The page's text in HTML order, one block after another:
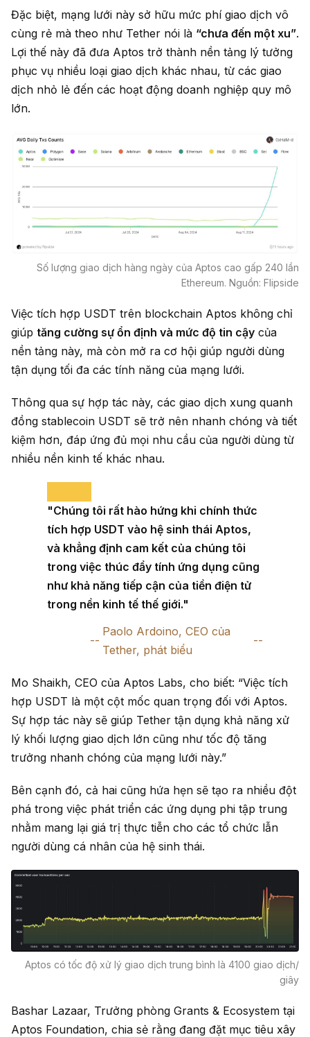
Đặc biệt, mạng lưới này sở hữu mức phí giao dịch vô
cùng rẻ mà theo như Tether nói là “chưa đến một xu”.
Lợi thế này đã đưa Aptos trở thành nền tảng lý tưởng
phục vụ nhiều loại giao dịch khác nhau, từ các giao
dịch nhỏ lẻ đến các hoạt động doanh nghiệp quy mô
lớn.
Số lượng giao dịch hàng ngày của Aptos cao gấp 240 lần
Ethereum. Nguồn: Flipside
Việc tích hợp USDT trên blockchain Aptos không chỉ
giúp tăng cường sự ổn định và mức độ tin cậy của
nền tảng này, mà còn mở ra cơ hội giúp người dùng
tận dụng tối đa các tính năng của mạng lưới.
Thông qua sự hợp tác này, các giao dịch xung quanh
đồng stablecoin USDT sẽ trở nên nhanh chóng và tiết
kiệm hơn, đáp ứng đủ mọi nhu cầu của người dùng từ
nhiều nền kinh tế khác nhau.
"Chúng tôi rất hào hứng khi chính thức
tích hợp USDT vào hệ sinh thái Aptos,
và khẳng định cam kết của chúng tôi
trong việc thúc đẩy tính ứng dụng cũng
như khả năng tiếp cận của tiền điện tử
trong nền kinh tế thế giới."
Paolo Ardoino, CEO của
Tether, phát biểu
Mo Shaikh, CEO của Aptos Labs, cho biết: “Việc tích
hợp USDT là một cột mốc quan trọng đối với Aptos.
Sự hợp tác này sẽ giúp Tether tận dụng khả năng xử
lý khối lượng giao dịch lớn cũng như tốc độ tăng
trưởng nhanh chóng của mạng lưới này.”
Bên cạnh đó, cả hai cũng hứa hẹn sẽ tạo ra nhiều đột
phá trong việc phát triển các ứng dụng phi tập trung
nhằm mang lại giá trị thực tiễn cho các tổ chức lẫn
người dùng cá nhân của hệ sinh thái.
Aptos có tốc độ xử lý giao dịch trung bình là 4100 giao dịch/
giây
Bashar Lazaar, Trưởng phòng Grants & Ecosystem tại
Aptos Foundation, chia sẻ rằng đang đặt mục tiêu xây